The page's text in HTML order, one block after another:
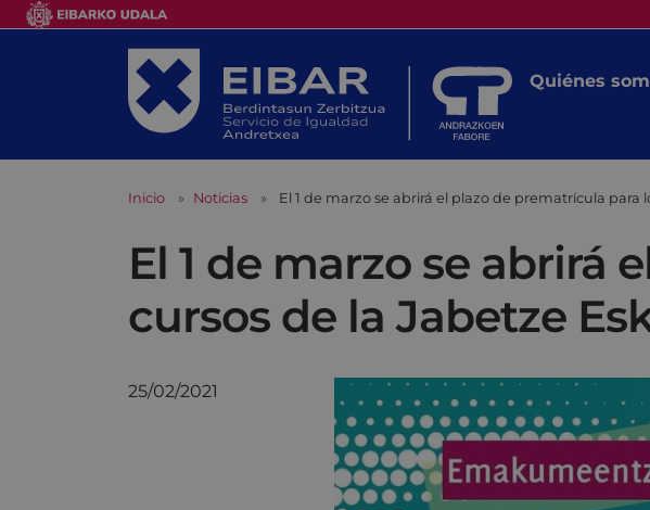
Quiénes
Inicio Noticias El 1 de marzo se abrirá el plazo de prematrícula para
El 1 de marzo se abrirá
cursos de la Jabetze
25/02/2021